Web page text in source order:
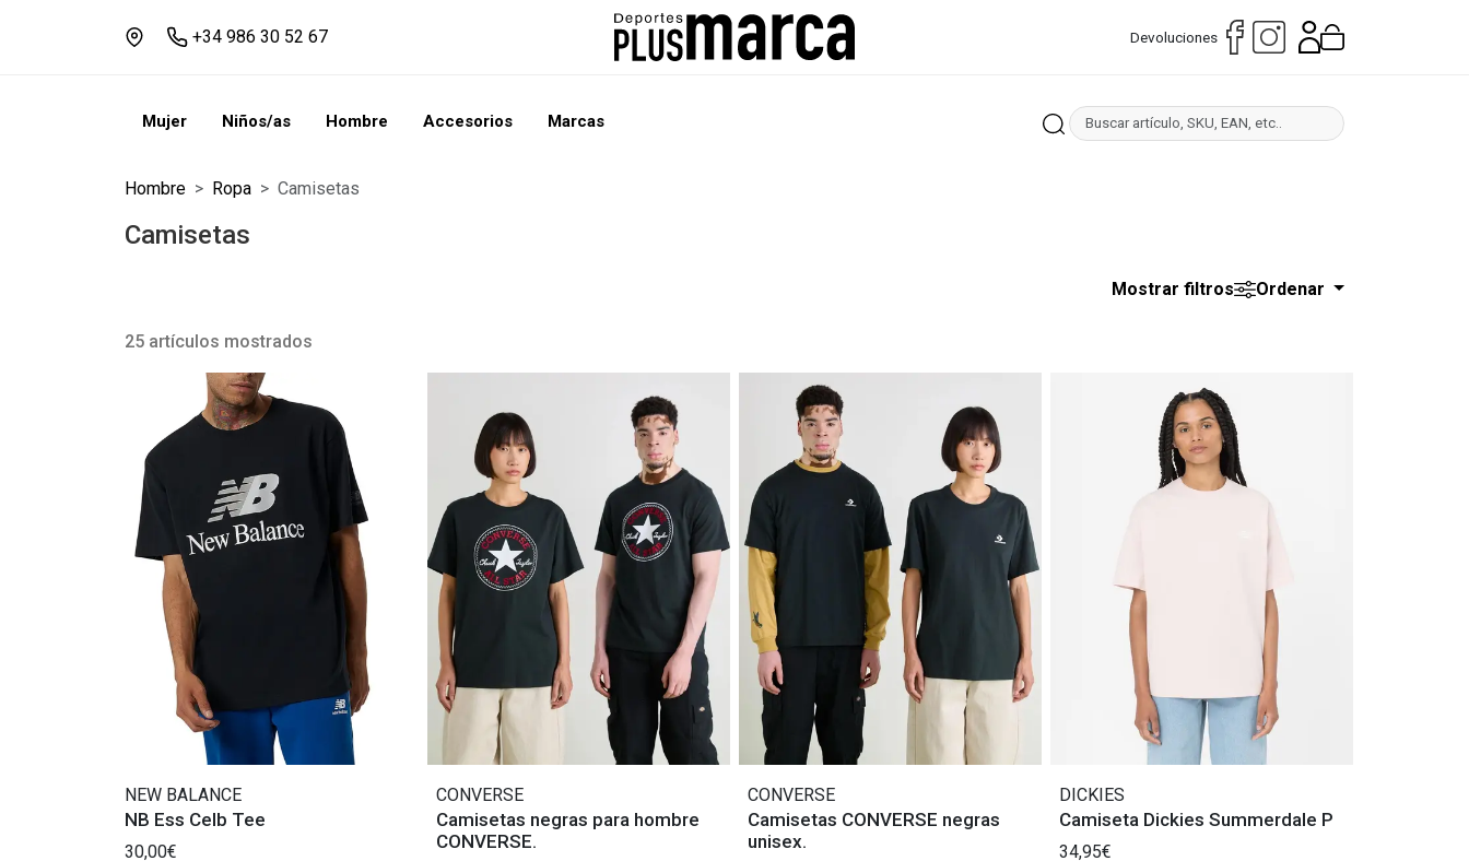
+34 986 30 52 67 Devoluciones
Mujer Niños/as Hombre Accesorios Marcas
Hombre Ropa Camisetas
Camisetas
Mostrar filtros Ordenar
25 artículos mostrados
NEW BALANCE
NB Ess Celb Tee
30,00€
CONVERSE
Camisetas negras para hombre
CONVERSE.
CONVERSE
Camisetas CONVERSE negras
unisex.
DICKIES
Camiseta Dickies Summerdale P
34,95€